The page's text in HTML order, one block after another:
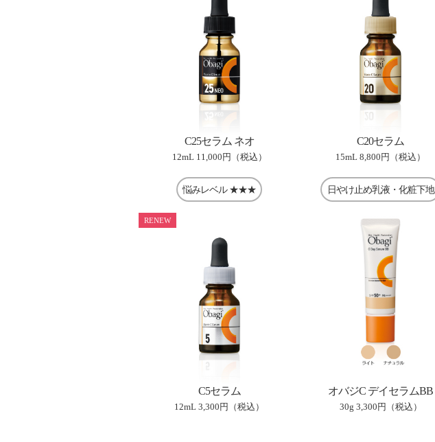
C25セラム ネオ
12mL 11,000円（税込）
C20セラム
15mL 8,800円（税込）
悩みレベル ★★★
RENEW
C5セラム
12mL 3,300円（税込）
日やけ止め乳液・化粧下地
オバジC デイセラムBB
30g 3,300円（税込）